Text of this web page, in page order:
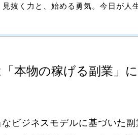
見抜く力と、始める勇気。今日が人
本物の稼げる副業」
ビジネスモデルに基づいた